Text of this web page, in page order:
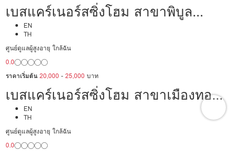
เบสแคร์เนอร์สซิ่งโฮม สาขาพิบูล
สงคราม
EN
TH
ศูนย์ดูแลผู้สูงอายุ ใกล้ฉัน
0.0
ราคาเริ่มต้น 20,000 -25,000 บาท
เบสแคร์เนอร์สซิ่งโฮม สาขาเมืองทอง
ธานี
EN
TH
ศูนย์ดูแลผู้สูงอายุ ใกล้ฉัน
0.0